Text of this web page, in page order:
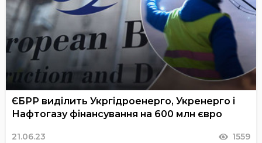
ЄБРР виділить Укргідроенерго, Укренерго і
Нафтогазу фінансування на 600 млн євро
21.06.23 1559